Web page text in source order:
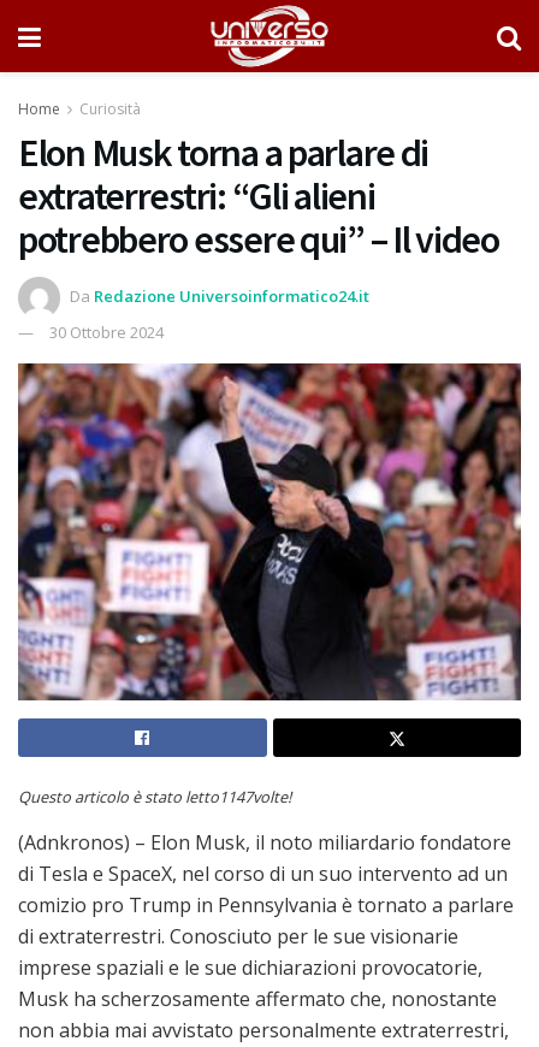
Home Curiosità
Elon Musk torna a parlare di
extraterrestri: “Gli alieni
potrebbero essere qui” – Il video
Da Redazione Universoinformatico24.it
30 Ottobre 2024
Questo articolo è stato letto1147volte!
(Adnkronos) – Elon Musk, il noto miliardario fondatore
di Tesla e SpaceX, nel corso di un suo intervento ad un
comizio pro Trump in Pennsylvania è tornato a parlare
di extraterrestri. Conosciuto per le sue visionarie
imprese spaziali e le sue dichiarazioni provocatorie,
Musk ha scherzosamente affermato che, nonostante
non abbia mai avvistato personalmente extraterrestri,